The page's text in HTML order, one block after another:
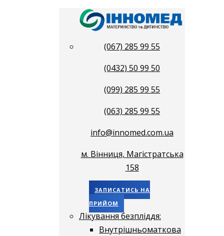
(067) 285 99 55
(0432) 50 99 50
(099) 285 99 55
(063) 285 99 55
info@innomed.com.ua
м. Вінниця, Магістратська
158
ЗАПИСАТИСЬ НА
ПРИЙОМ
Лікування безпліддя:
Внутрішньоматкова